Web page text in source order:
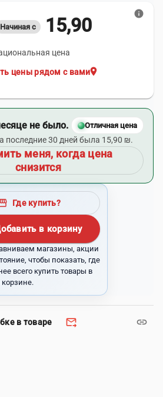
Начиная с 15,90 ₪
цена
location_on
цены рядом с вами
info
не было. Отличная цена
последние 30 дней была 15,90 ₪.
меня, когда цена
снизится
Где купить?
в корзину
магазины, акции
чтобы показать, где
всего купить товары в
в товаре forward_to_inbox link